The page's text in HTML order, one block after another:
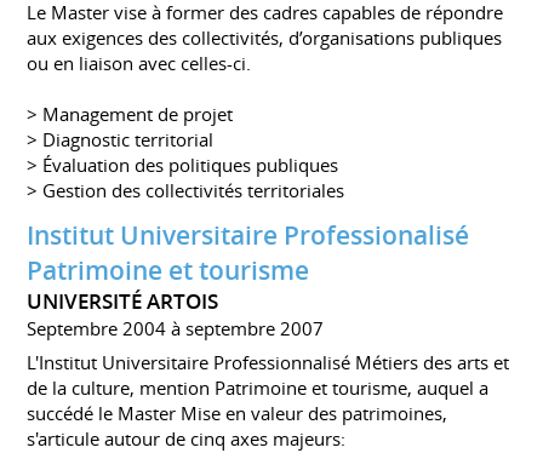
Le Master vise à former des cadres capables de répondre
aux exigences des collectivités, d’organisations publiques
ou en liaison avec celles-ci.
> Management de projet
> Diagnostic territorial
> Évaluation des politiques publiques
> Gestion des collectivités territoriales
Institut Universitaire Professionalisé
Patrimoine et tourisme
UNIVERSITÉ ARTOIS
Septembre 2004 à septembre 2007
L'Institut Universitaire Professionnalisé Métiers des arts et
de la culture, mention Patrimoine et tourisme, auquel a
succédé le Master Mise en valeur des patrimoines,
s'articule autour de cinq axes majeurs: